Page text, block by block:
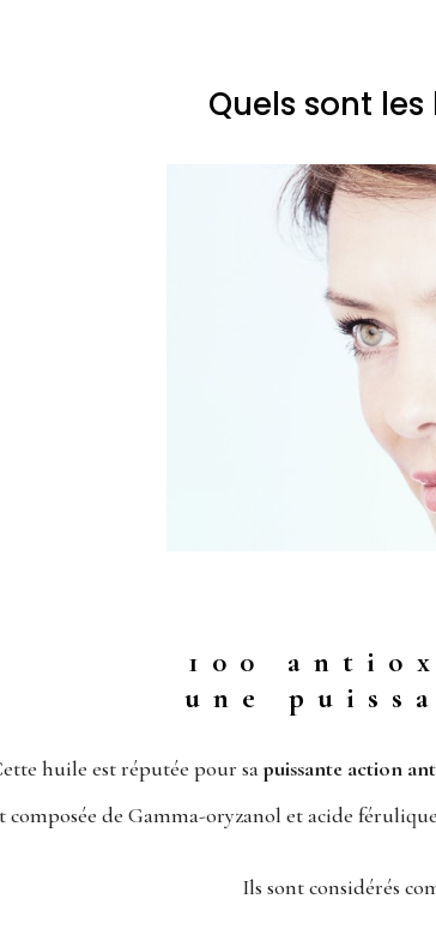
Quels sont
100
une
huile est réputée pour sapuissante action
composée de Gamma-oryzanol et acide
Ils sont considérés